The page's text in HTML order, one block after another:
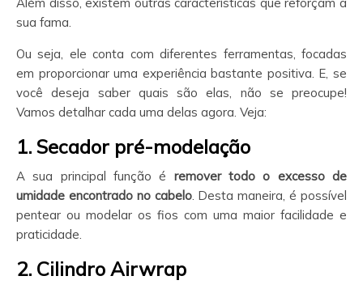
sua fama.
Ou seja, ele conta com diferentes ferramentas, focadas
em proporcionar uma experiência bastante positiva. E, se
você deseja saber quais são elas, não se preocupe!
Vamos detalhar cada uma delas agora. Veja:
1. Secador pré-modelação
A sua principal função é remover todo o excesso de
umidade encontrado no cabelo. Desta maneira, é possível
pentear ou modelar os fios com uma maior facilidade e
praticidade.
2. Cilindro Airwrap